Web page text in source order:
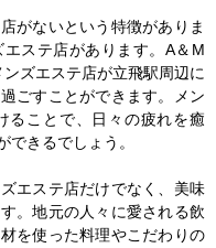
がないという特徴がありま
ステ店があります。A＆M
ズエステ店が立飛駅周辺に
ごすことができます。メン
ることで、日々の疲れを癒
できるでしょう。
エステ店だけでなく、美味
。地元の人々に愛される飲
を使った料理やこだわりの